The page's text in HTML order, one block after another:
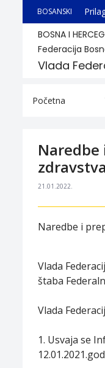
BOSANSKI
BOSNA I
Federacija
Vlada
Početna
21.01.2022.
Naredbe i
Vlada
štaba
Vlada
1. Usvaja se